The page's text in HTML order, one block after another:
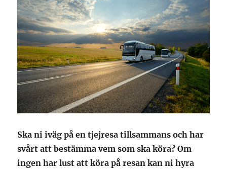
Ska ni iväg på en tjejresa tillsammans och har
svårt att bestämma vem som ska köra? Om
ingen har lust att köra på resan kan ni hyra